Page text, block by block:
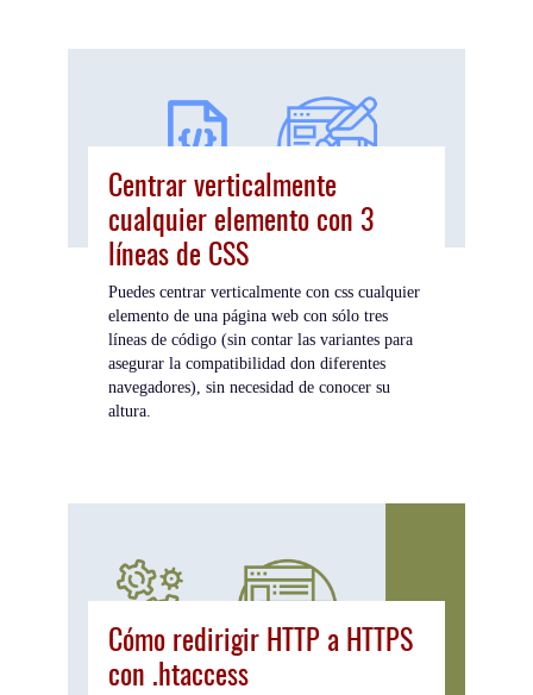
Centrar verticalmente
cualquier elemento con 3
líneas de CSS
Puedes centrar verticalmente con css cualquier
elemento de una página web con sólo tres
líneas de código (sin contar las variantes para
asegurar la compatibilidad don diferentes
navegadores), sin necesidad de conocer su
altura.
Cómo redirigir HTTP a HTTPS
con .htaccess